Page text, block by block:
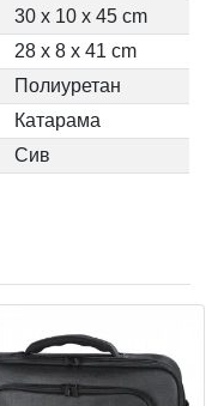
30 x 10 x 45 cm
28 x 8 x 41 cm
Полиуретан
Катарама
Сив